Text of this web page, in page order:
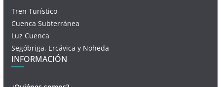
Tren Turístico
Cuenca Subterránea
Luz Cuenca
Segóbriga, Ercávica y Noheda
INFORMACIÓN